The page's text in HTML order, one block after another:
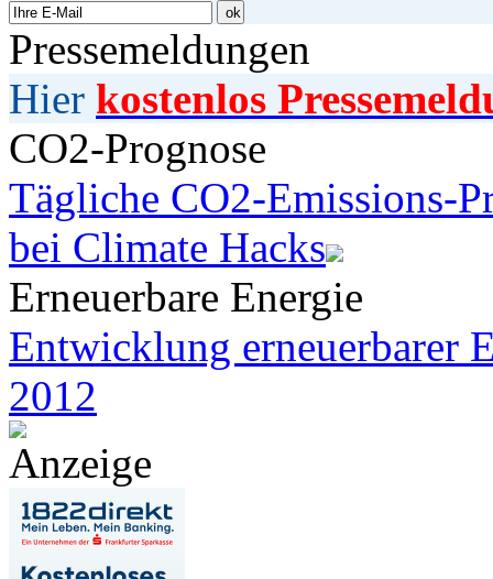
Pressemeldungen
Hier kostenlos
CO2-Prognose
Tägliche CO2-Emissions-
bei Climate Hacks
Erneuerbare Energie
Entwicklung erneuerbarer
2012
Anzeige